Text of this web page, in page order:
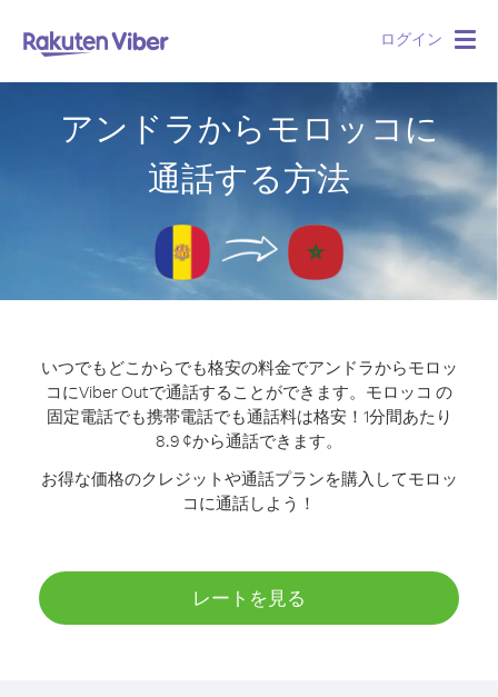
ログイン
アンドラからモロッコに
通話する方法
いつでもどこからでも格安の料金でアンドラからモロッ
コにViber Outで通話することができます。 モロッコ の
固定電話でも携帯電話でも通話料は格安！1分間あたり
8.9 ¢から通話できます。
お得な価格のクレジットや通話プランを購入してモロッ
コに通話しよう！
レートを見る